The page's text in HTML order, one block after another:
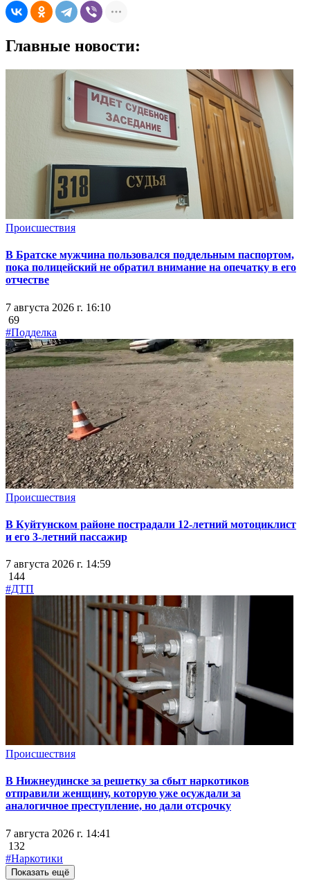
Главные новости:
Происшествия
В Братске мужчина пользовался поддельным паспортом,
пока полицейский не обратил внимание на опечатку в его
отчестве
7 августа 2026 г. 16:10
69
#Подделка
Происшествия
В Куйтунском районе пострадали 12-летний мотоциклист
и его 3-летний пассажир
7 августа 2026 г. 14:59
144
#ДТП
Происшествия
В Нижнеудинске за решетку за сбыт наркотиков
отправили женщину, которую уже осуждали за
аналогичное преступление, но дали отсрочку
7 августа 2026 г. 14:41
132
#Наркотики
Показать ещё